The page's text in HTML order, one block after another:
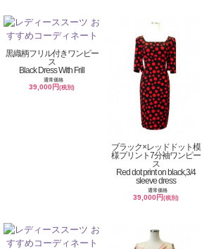
黒織柄フリル付きワンピー
ス
Black Dress With Frill
通常価格
39,000円(税別)
ブラック×レッドドット模
様プリント7分袖ワンピー
ス
Red dot print on black,3/4
sleeve dress
通常価格
39,000円(税別)